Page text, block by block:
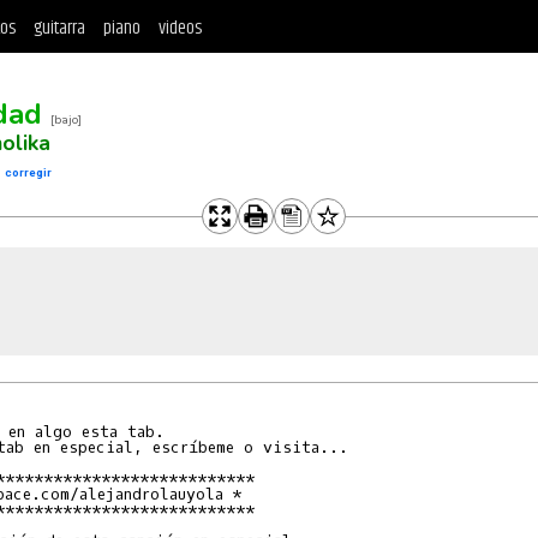
guitarra piano videos
[bajo]
corregir